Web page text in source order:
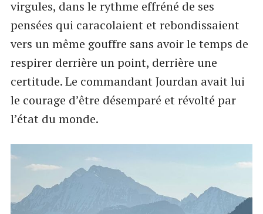
virgules, dans le rythme effréné de ses
pensées qui caracolaient et rebondissaient
vers un même gouffre sans avoir le temps de
respirer derrière un point, derrière une
certitude. Le commandant Jourdan avait lui
le courage d’être désemparé et révolté par
l’état du monde.